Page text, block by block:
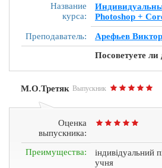
Название
курса:
Photoshop +
Преподаватель:
Арефьев Виктор
Посоветуете ли
М.О.Третяк Выпускник
Оценка
выпускника:
Преимущества:
індивідуальний
учня